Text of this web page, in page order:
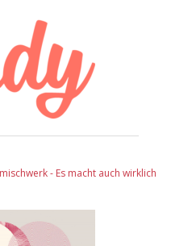
- Es macht auch wirklich